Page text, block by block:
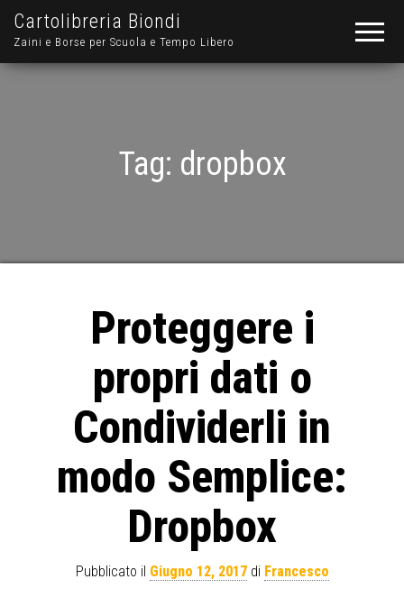
Cartolibreria Biondi
Zaini e Borse per Scuola e Tempo Libero
Tag: dropbox
Proteggere i
propri dati o
Condividerli in
modo Semplice:
Dropbox
Pubblicato il Giugno 12, 2017di Francesco